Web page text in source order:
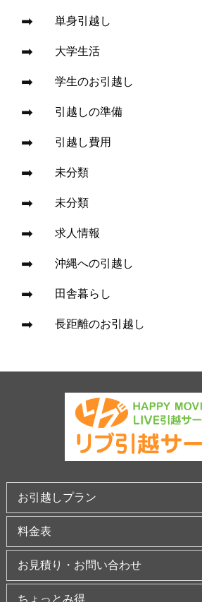
単身引越し
大学生活
学生のお引越し
引越しの準備
引越し費用
未分類
未分類
求人情報
沖縄への引越し
田舎暮らし
長距離のお引越し
お引越しプラン
料金表
お見積り・お問い合わせ
ちょっとみ得